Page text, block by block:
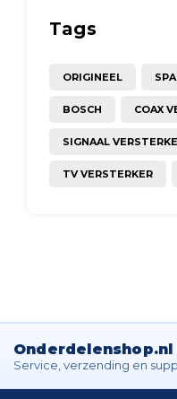
Tags
ORIGINEEL
BOSCH COAX
SIGNAAL
TV VERSTERKER
Onderdelenshop.nl
Service, verzending en